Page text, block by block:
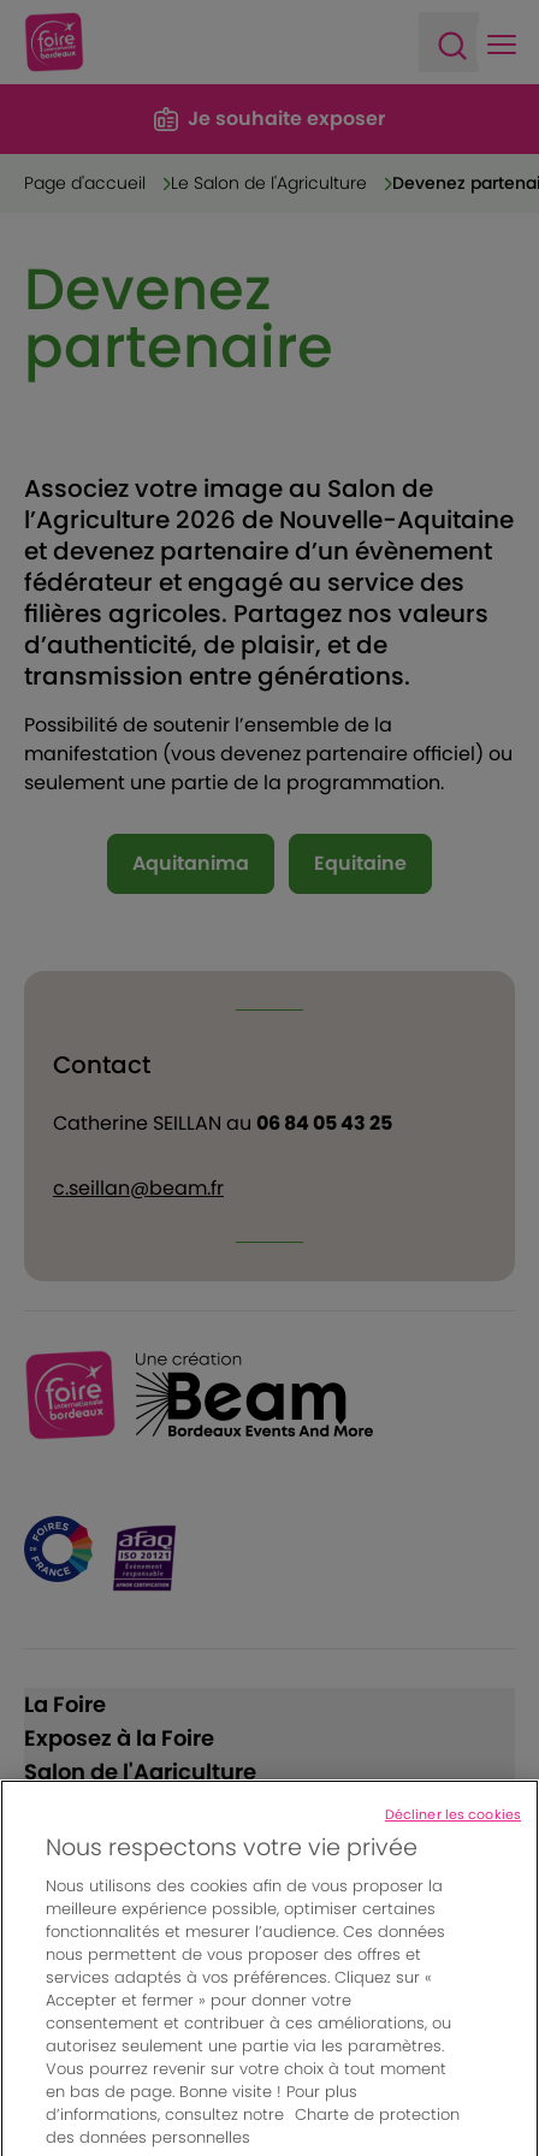
Je souhaite exposer
Page d'accueil Le Salon de l'Agriculture Devenez
Devenez
partenaire
Associez votre image au Salon de
l’Agriculture 2026 de Nouvelle-Aquitaine
et devenez partenaire d’un évènement
fédérateur et engagé au service des
filières agricoles. Partagez nos valeurs
d’authenticité, de plaisir, et de
transmission entre générations.
Possibilité de soutenir l’ensemble de la
manifestation (vous devenez partenaire officiel) ou
seulement une partie de la programmation.
Aquitanima Equitaine
Contact
Catherine SEILLAN au 06 84 05 43 25
c.seillan@beam.fr
La Foire
Exposez à la Foire
Salon de l'Agriculture
Suivez-nous
© Bordeaux Events And More | Rue Jean Samazeuilh - CS
20088 - 33070 Bordeaux cedex - France
Mentions légales|
Règlement général des manifestations
Un événement organisé par Bordeaux Events And More
Charte de protection des données personnelles
Nous respectons votre vie privée
Nous utilisons des cookies afin de vous proposer la
meilleure expérience possible, optimiser certaines
fonctionnalités et mesurer l’audience. Ces données
nous permettent de vous proposer des offres et
services adaptés à vos préférences. Cliquez sur «
Accepter et fermer » pour donner votre
consentement et contribuer à ces améliorations, ou
autorisez seulement une partie via les paramètres.
Vous pourrez revenir sur votre choix à tout moment
en bas de page. Bonne visite ! Pour plus
d’informations, consultez notre Charte de protection
des données personnelles
Décliner les cookies